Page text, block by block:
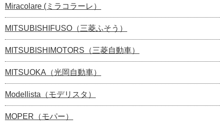
Miracolare (ミラコラーレ）
MITSUBISHIFUSO（三菱ふそう）
MITSUBISHIMOTORS（三菱自動車）
MITSUOKA（光岡自動車）
Modellista（モデリスタ）
MOPER（モパー）